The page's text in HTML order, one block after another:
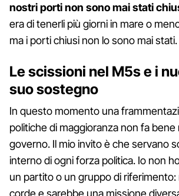
nostri porti non sono mai stati
era di tenerli più giorni in mare o
ma i porti chiusi non lo sono mai stati.
Le scissioni nel M5s e i
suo sostegno
In questo momento una
politiche di maggioranza non fa bene
governo. Il mio invito è che servano
interno di ogni forza politica. Io non
un partito o un gruppo di riferimento:
corde e sarebbe una missione